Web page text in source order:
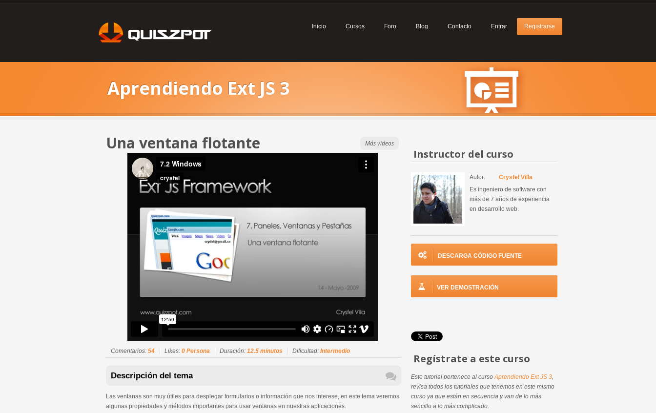
Inicio Cursos Foro Blog Contacto Entrar Registrarse
Aprendiendo Ext JS 3
Una ventana flotante Más videos
Comentarios: 54 Likes: 0 Persona Duración: 12.5 minutos Dificultad: Intermedio
Descripción del tema
Las ventanas son muy útiles para desplegar formularios o información que nos interese, en este tema veremos
algunas propiedades y métodos importantes para usar ventanas en nuestras aplicaciones.
Instructor del curso
Autor:
Crysfel Villa
Es ingeniero de software con
más de 7 años de experiencia
en desarrollo web.
DESCARGA CÓDIGO FUENTE
VER DEMOSTRACIÓN
Regístrate a este curso
Este tutorial pertenece al cursoAprendiendo Ext JS 3,
revisa todos los tutoriales que tenemos en este mismo
curso ya que están en secuencia y van de lo más
sencillo a lo más complicado.